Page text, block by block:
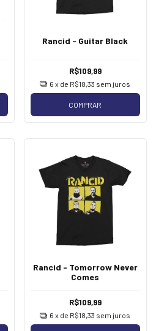
Rancid - Guitar Black
R$109,99
6 x de R$18,33 sem juros
COMPRAR
Rancid - Tomorrow Never
Comes
R$109,99
6 x de R$18,33 sem juros